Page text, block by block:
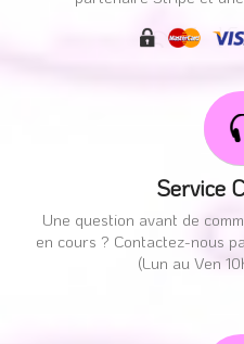
Service
Une question avant de
en cours ? Contactez-nous
(Lun au Ven